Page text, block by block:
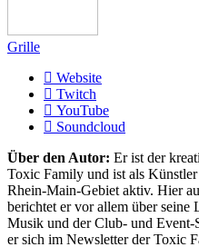
Grille
Website
Twitch
YouTube
Soundcloud
Über den Autor: Er ist der
Toxic Family und ist als
Rhein-Main-Gebiet aktiv. Hier
berichtet er vor allem über seine
Musik und der Club- und Event-
er sich im Newsletter der Toxic